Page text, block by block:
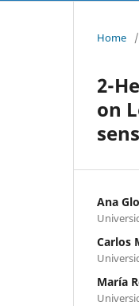
Home /
2-
on
Ana
Carlos
María